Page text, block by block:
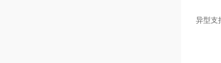
异型支